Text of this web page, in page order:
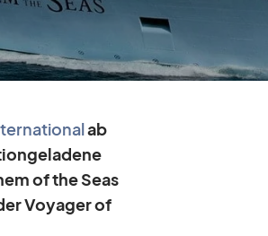
ab
of the Seas
Voy­a­ger of